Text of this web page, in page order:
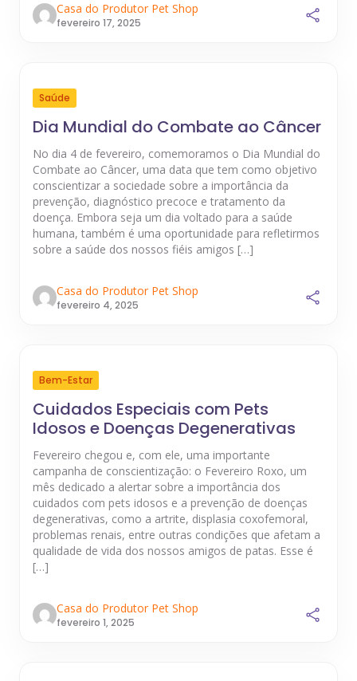
Casa do Produtor Pet Shop
fevereiro 17, 2025
Saúde
Dia Mundial do Combate ao Câncer
No dia 4 de fevereiro, comemoramos o Dia Mundial do
Combate ao Câncer, uma data que tem como objetivo
conscientizar a sociedade sobre a importância da
prevenção, diagnóstico precoce e tratamento da
doença. Embora seja um dia voltado para a saúde
humana, também é uma oportunidade para refletirmos
sobre a saúde dos nossos fiéis amigos […]
Casa do Produtor Pet Shop
fevereiro 4, 2025
Bem-Estar
Cuidados Especiais com Pets
Idosos e Doenças Degenerativas
Fevereiro chegou e, com ele, uma importante
campanha de conscientização: o Fevereiro Roxo, um
mês dedicado a alertar sobre a importância dos
cuidados com pets idosos e a prevenção de doenças
degenerativas, como a artrite, displasia coxofemoral,
problemas renais, entre outras condições que afetam a
qualidade de vida dos nossos amigos de patas. Esse é
[…]
Casa do Produtor Pet Shop
fevereiro 1, 2025